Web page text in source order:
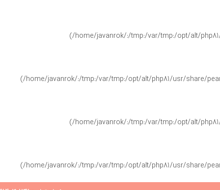
(/home/javanrok/:/tmp:/var/tmp:/opt/alt/
(/home/javanrok/:/tmp:/var/tmp:/opt/alt/php81/usr/share/
(/home/javanrok/:/tmp:/var/tmp:/opt/alt/
(/home/javanrok/:/tmp:/var/tmp:/opt/alt/php81/usr/share/